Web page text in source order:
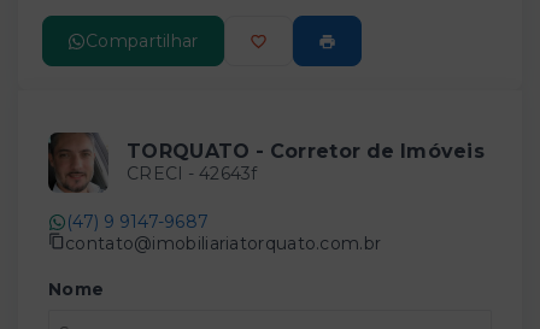
Compartilhar
TORQUATO - Corretor de Imóveis
CRECI - 42643f
(47) 9 9147-9687
contato@imobiliariatorquato.com.br
Nome